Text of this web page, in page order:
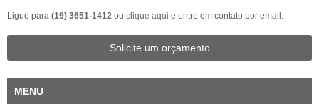
Ligue para (19) 3651-1412 ou clique aqui e entre em contato por email.
Solicite um orçamento
MENU